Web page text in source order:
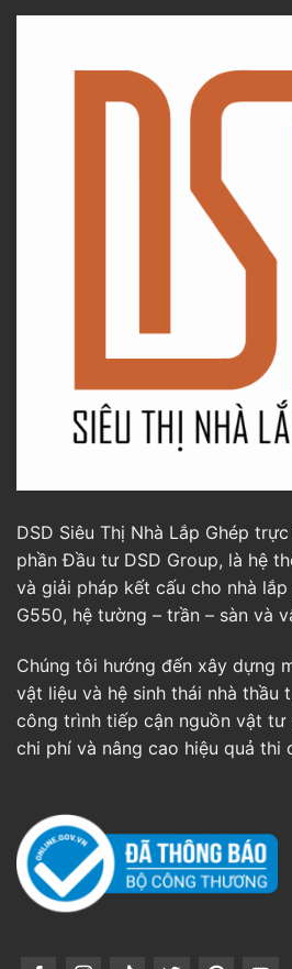
DSD Siêu Thị Nhà Lắp Ghép
phần Đầu tư DSD Group, là hệ
và giải pháp kết cấu cho nhà
G550, hệ tường – trần – sàn và
Chúng tôi hướng đến xây dựng
vật liệu và hệ sinh thái nhà thầu
công trình tiếp cận nguồn vật tư
chi phí và nâng cao hiệu quả thi